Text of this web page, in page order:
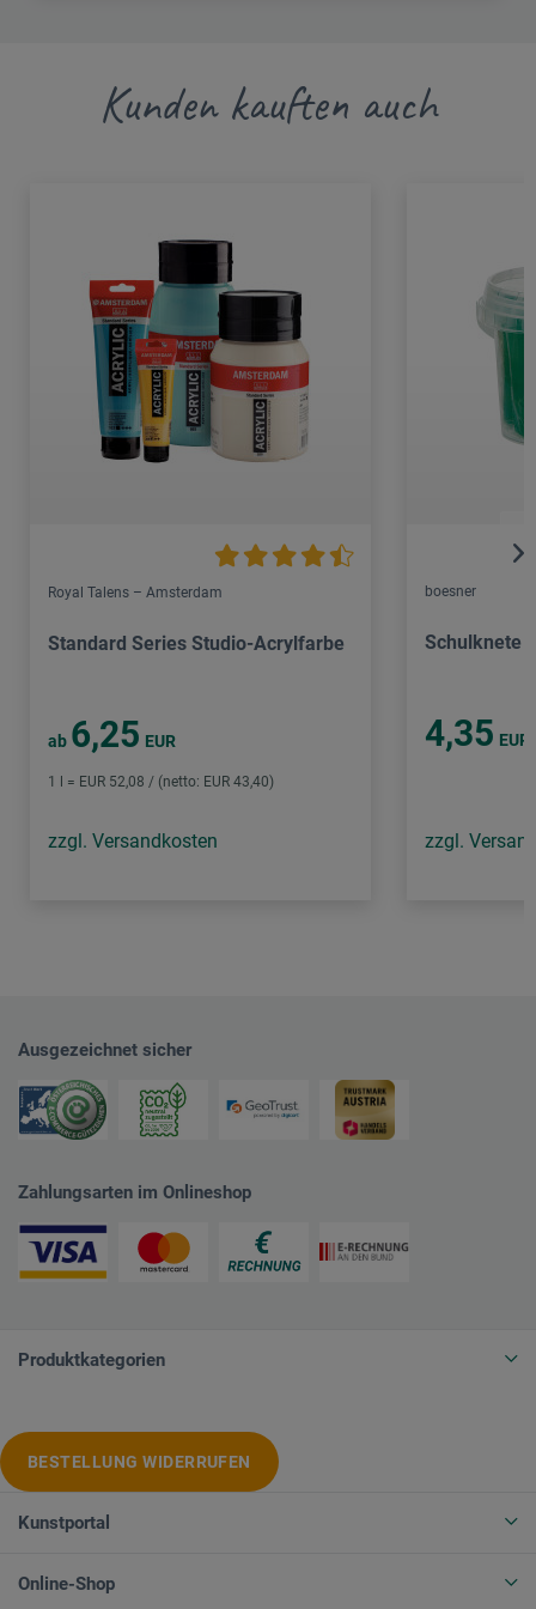
Kunden kauften auch
Royal Talens – Amsterdam
Standard Series Studio-Acrylfarbe
ab 6,25 EUR
1 l = EUR 52,08 / (netto: EUR 43,40)
zzgl. Versandkosten
boesner
Schulknete
4,35 EUR
zzgl.
Ausgezeichnet sicher
Zahlungsarten im Onlineshop
Produktkategorien
BESTELLUNG WIDERRUFEN
Kunstportal
Online-Shop